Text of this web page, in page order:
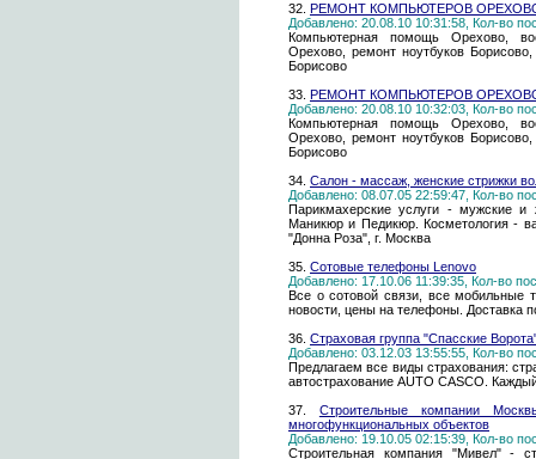
32. РЕМОНТ КОМПЬЮТЕРОВ
Добавлено: 20.08.10 10:31:58, Кол-во
Компьютерная помощь Орехово,
Орехово, ремонт ноутбуков
Борисово
33. РЕМОНТ КОМПЬЮТЕРОВ
Добавлено: 20.08.10 10:32:03, Кол-во
Компьютерная помощь Орехово,
Орехово, ремонт ноутбуков
Борисово
34. Салон - массаж, женские стрижки
Добавлено: 08.07.05 22:59:47, Кол-во
Парикмахерские услуги - мужские и
Маникюр и Педикюр. Косметология -
"Донна Роза", г. Москва
35. Сотовые телефоны Lenovo
Добавлено: 17.10.06 11:39:35, Кол-во
Все о сотовой связи, все мобильные
новости, цены на телефоны. Доставка
36. Страховая группа "Спасские
Добавлено: 03.12.03 13:55:55, Кол-во
Предлагаем все виды страхования:
автострахование AUTO CASCO.
37. Строительные компании
многофункциональных объектов
Добавлено: 19.10.05 02:15:39, Кол-во
Строительная компания "Мивел" -